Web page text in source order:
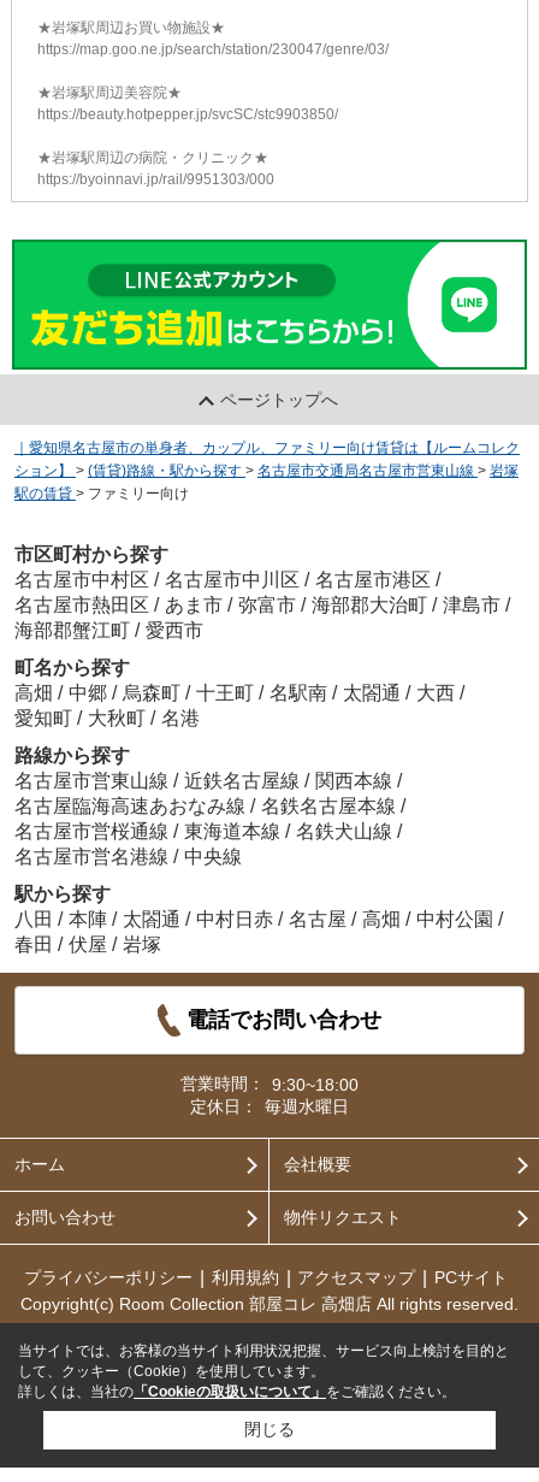
★岩塚駅周辺お買い物施設★
https://map.goo.ne.jp/search/station/230047/genre/03/
★岩塚駅周辺美容院★
https://beauty.hotpepper.jp/svcSC/stc9903850/
★岩塚駅周辺の病院・クリニック★
https://byoinnavi.jp/rail/9951303/000
ページトップへ
｜愛知県名古屋市の単身者、カップル、ファミリー向け賃貸は【ルームコレク
ション】
> (賃貸)路線・駅から探す > 名古屋市交通局名古屋市営東山線 > 岩塚
駅の賃貸 > ファミリー向け
市区町村から探す
名古屋市中村区 / 名古屋市中川区 / 名古屋市港区 /
名古屋市熱田区 / あま市 / 弥富市 / 海部郡大治町 / 津島市 /
海部郡蟹江町 / 愛西市
町名から探す
高畑 / 中郷 / 烏森町 / 十王町 / 名駅南 / 太閤通 / 大西 /
愛知町 / 大秋町 / 名港
路線から探す
名古屋市営東山線 / 近鉄名古屋線 / 関西本線 /
名古屋臨海高速あおなみ線 / 名鉄名古屋本線 /
名古屋市営桜通線 / 東海道本線 / 名鉄犬山線 /
名古屋市営名港線 / 中央線
駅から探す
八田 / 本陣 / 太閤通 / 中村日赤 / 名古屋 / 高畑 / 中村公園 /
春田 / 伏屋 / 岩塚
電話でお問い合わせ
営業時間：
9:30~18:00
定休日：
毎週水曜日
ホーム 会社概要
お問い合わせ 物件リクエスト
プライバシーポリシー 利用規約 アクセスマップ
PCサイト
Copyright(c) Room Collection 部屋コレ 高畑店 All rights reserved.
当サイトでは、お客様の当サイト利用状況把握、サービス向上検討を目的と
して、クッキー（Cookie）を使用しています。
詳しくは、当社の 「Cookieの取扱いについて」 をご確認ください。
閉じる